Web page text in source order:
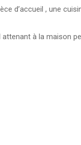
d’accueil , une
à la